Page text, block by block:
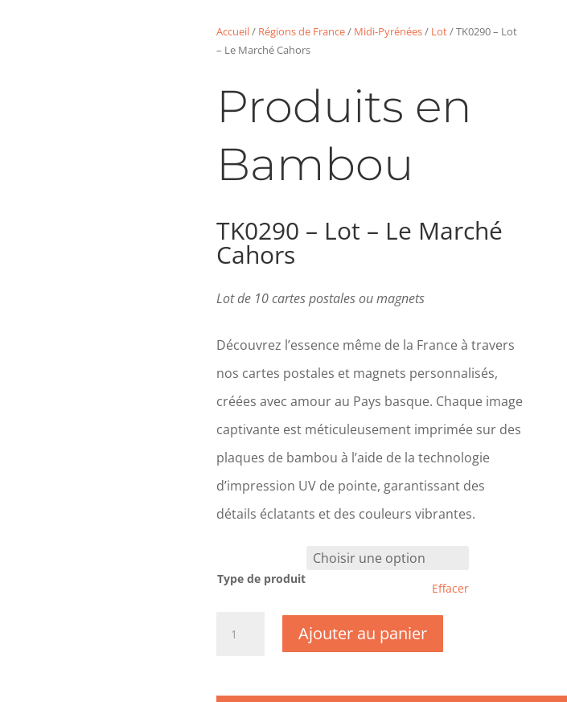
Accueil/ Régions de France/ Midi-Pyrénées/ Lot/ TK0290 – Lot
– Le Marché Cahors
Produits en
Bambou
TK0290 – Lot – Le Marché
Cahors
Lot de 10 cartes postales ou magnets
Découvrez l’essence même de la France à travers
nos cartes postales et magnets personnalisés,
créées avec amour au Pays basque. Chaque image
captivante est méticuleusement imprimée sur des
plaques de bambou à l’aide de la technologie
d’impression UV de pointe, garantissant des
détails éclatants et des couleurs vibrantes.
Type de produit
Effacer
Lot
Ajouter au panier